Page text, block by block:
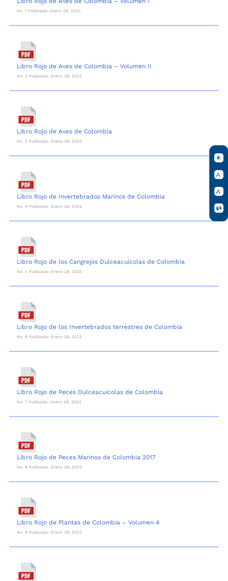
No. 1 Publicado: Enero 28, 2022
Libro Rojo de Aves de Colombia – Volumen II
No. 2 Publicado: Enero 28, 2022
Libro Rojo de Aves de Colombia
No. 3 Publicado: Enero 28, 2022
Libro Rojo de Invertebrados Marinos de Colombia
No. 4 Publicado: Enero 28, 2022
Libro Rojo de los Cangrejos Dulceacuícolas de Colombia
No. 5 Publicado: Enero 28, 2022
Libro Rojo de los Invertebrados terrestres de Colombia
No. 6 Publicado: Enero 28, 2022
Libro Rojo de Peces Dulceacuícolas de Colombia
No. 7 Publicado: Enero 28, 2022
Libro Rojo de Peces Marinos de Colombia 2017
No. 8 Publicado: Enero 28, 2022
Libro Rojo de Plantas de Colombia – Volumen 4
No. 9 Publicado: Enero 28, 2022